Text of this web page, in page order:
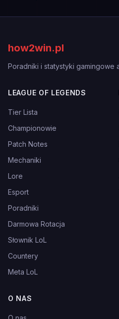
how2win.pl
Poradniki i statystyki gamingowe
LEAGUE OF LEGENDS
Tier Lista
Championowie
Patch Notes
Mechaniki
Lore
Esport
Poradniki
Darmowa Rotacja
Słownik LoL
Countery
Meta LoL
O NAS